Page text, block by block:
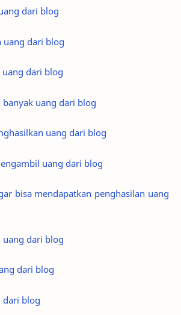
dari blog
uang dari blog
dari blog
uang dari blog
uang dari blog
uang dari blog
bisa mendapatkan penghasilan uang
uang dari blog
dari blog
dari blog